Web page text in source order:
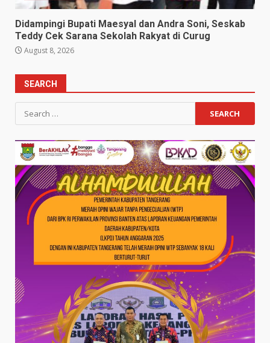
Didampingi Bupati Maesyal dan Andra Soni, Seskab
Teddy Cek Sarana Sekolah Rakyat di Curug
August 8, 2026
SEARCH
Search
for: